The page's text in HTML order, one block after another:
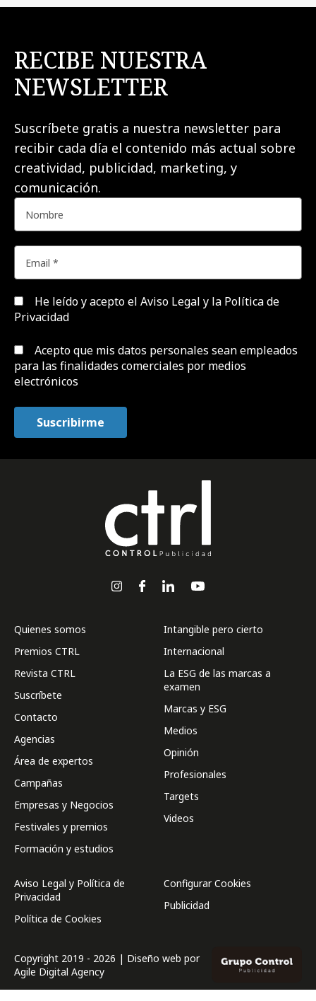
RECIBE NUESTRA
NEWSLETTER
Suscríbete gratis a nuestra newsletter para
recibir cada día el contenido más actual sobre
creatividad, publicidad, marketing, y
comunicación.
He leído y acepto el Aviso Legal y la Política de
Privacidad
Acepto que mis datos personales sean empleados
para las finalidades comerciales por medios
electrónicos
Quienes somos
Premios CTRL
Revista CTRL
Suscríbete
Contacto
Agencias
Área de expertos
Campañas
Empresas y Negocios
Festivales y premios
Formación y estudios
Intangible pero cierto
Internacional
La ESG de las marcas a
examen
Marcas y ESG
Medios
Opinión
Profesionales
Targets
Videos
Aviso Legal y Política de
Privacidad
Política de Cookies
Configurar Cookies
Publicidad
Copyright 2019 - 2026 | Diseño web por
Agile Digital Agency